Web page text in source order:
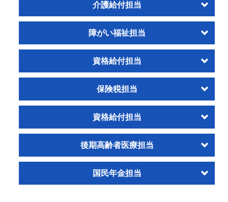
介護給付担当
障がい福祉担当
資格給付担当
保険税担当
資格給付担当
後期高齢者医療担当
国民年金担当